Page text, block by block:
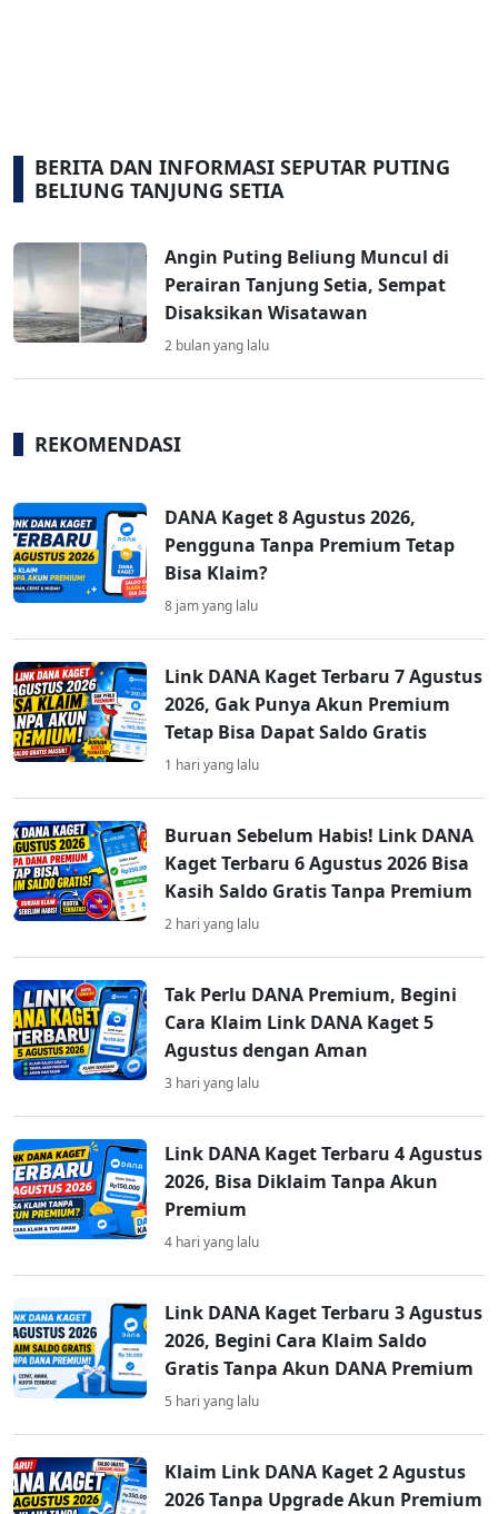
BERITA DAN INFORMASI SEPUTAR PUTING
BELIUNG TANJUNG SETIA
Angin Puting Beliung Muncul di
Perairan Tanjung Setia, Sempat
Disaksikan Wisatawan
2 bulan yang lalu
REKOMENDASI
DANA Kaget 8 Agustus 2026,
Pengguna Tanpa Premium Tetap
Bisa Klaim?
8 jam yang lalu
Link DANA Kaget Terbaru 7 Agustus
2026, Gak Punya Akun Premium
Tetap Bisa Dapat Saldo Gratis
1 hari yang lalu
Buruan Sebelum Habis! Link DANA
Kaget Terbaru 6 Agustus 2026 Bisa
Kasih Saldo Gratis Tanpa Premium
2 hari yang lalu
Tak Perlu DANA Premium, Begini
Cara Klaim Link DANA Kaget 5
Agustus dengan Aman
3 hari yang lalu
Link DANA Kaget Terbaru 4 Agustus
2026, Bisa Diklaim Tanpa Akun
Premium
4 hari yang lalu
Link DANA Kaget Terbaru 3 Agustus
2026, Begini Cara Klaim Saldo
Gratis Tanpa Akun DANA Premium
5 hari yang lalu
Klaim Link DANA Kaget 2 Agustus
2026 Tanpa Upgrade Akun Premium